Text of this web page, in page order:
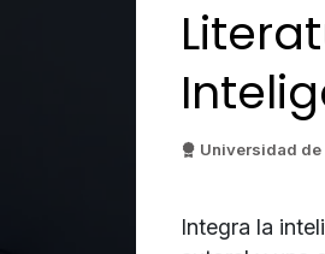
Universidad de
Integra la